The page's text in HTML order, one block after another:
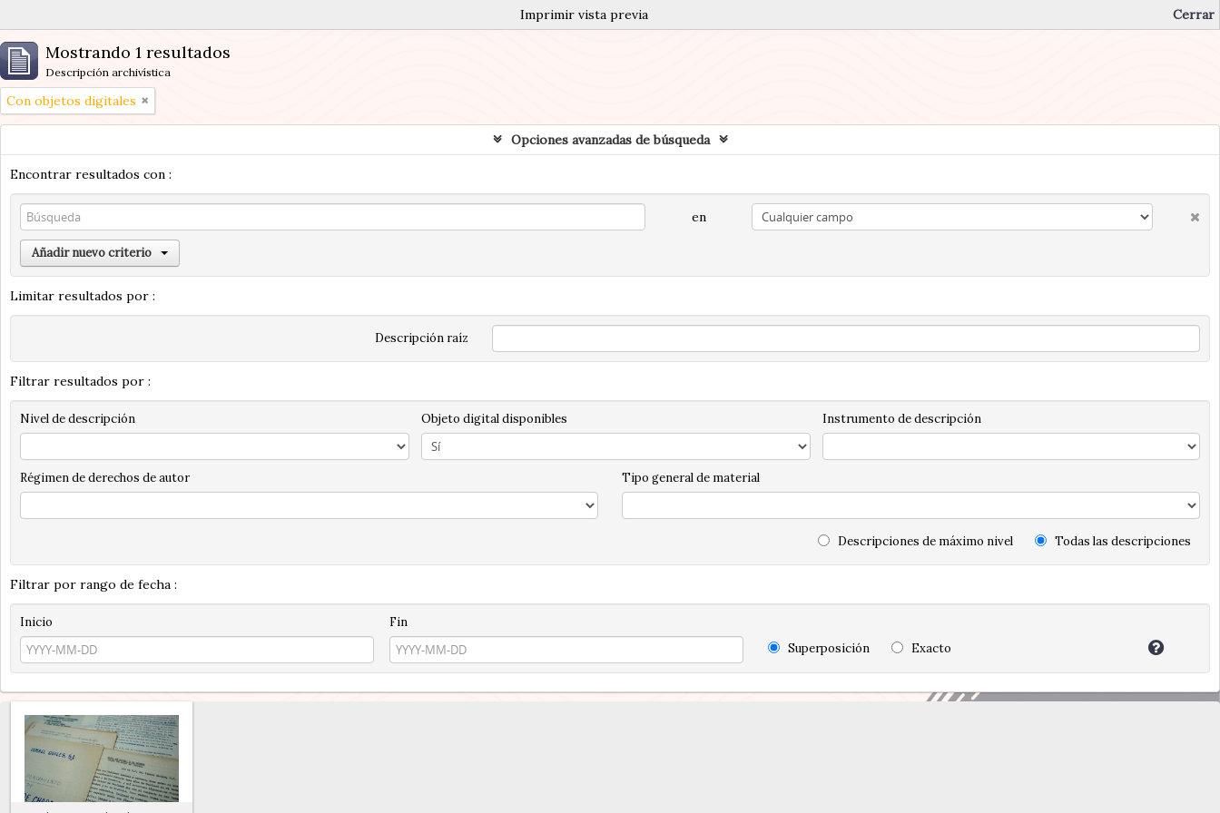
Imprimir vista previa Cerrar
Mostrando 1 resultados
Descripción archivística
Con objetos digitales
Opciones avanzadas de búsqueda
Encontrar resultados con :
en
Añadir nuevo criterio
Limitar resultados por :
Descripción raíz
Filtrar resultados por :
Nivel de descripción Objeto digital disponibles Instrumento de descripción
Régimen de derechos de autor Tipo general de material
Descripciones de máximo nivel Todas las descripciones
Filtrar por rango de fecha :
Inicio
Fin
Superposición
Exacto